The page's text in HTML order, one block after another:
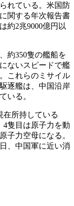
れている。米国防
関する年次報告書
約2兆9000億円以
約350隻の艦船を
ないスピードで艦
これらのミサイル
逐艦は、中国沿岸
いる。
在所持している
4隻目は原子力を動
子力空母になる。
、中国軍に近い消